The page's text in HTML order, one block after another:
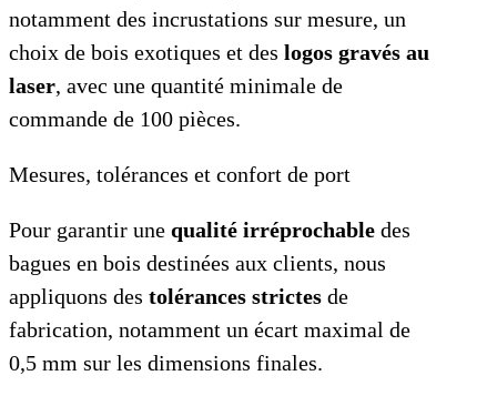
notamment des incrustations sur mesure, un
choix de bois exotiques et des logos gravés au
laser, avec une quantité minimale de
commande de 100 pièces.
Mesures, tolérances et confort de port
Pour garantir une qualité irréprochable des
bagues en bois destinées aux clients, nous
appliquons des tolérances strictes de
fabrication, notamment un écart maximal de
0,5 mm sur les dimensions finales.